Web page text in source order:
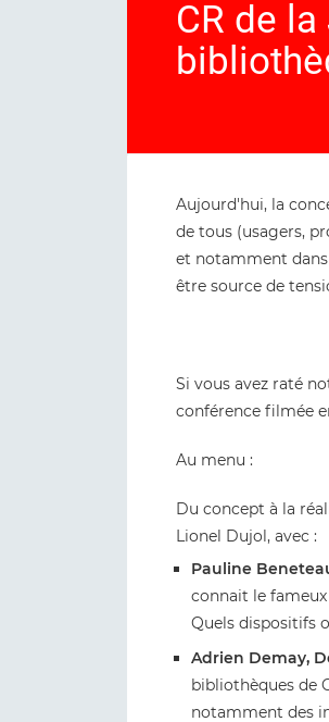
CR de
Aujourd'hui, la
de tous (usagers,
et notamment
être source de
Si vous avez raté
conférence filmée
Au menu :
Du concept à la
Lionel Dujol, avec :
Pauline
connait le
Quels dispositifs
Adrien Demay,
bibliothèques de
notamment des